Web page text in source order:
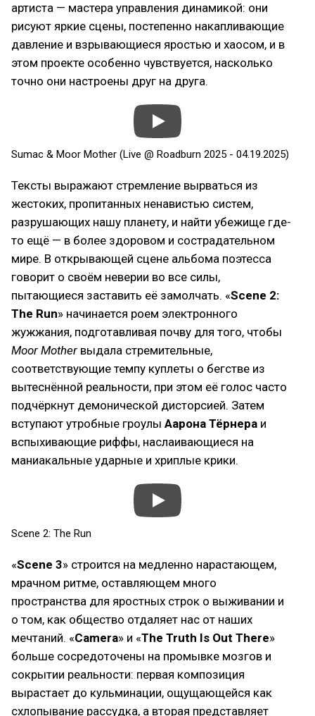
артиста — мастера управления динамикой: они
рисуют яркие сцены, постепенно накапливающие
давление и взрывающиеся яростью и хаосом, и в
этом проекте особенно чувствуется, насколько
точно они настроены друг на друга.
Sumac & Moor Mother (Live @ Roadburn 2025 - 04.19.2025)
Тексты выражают стремление вырваться из
жестоких, пропитанных ненавистью систем,
разрушающих нашу планету, и найти убежище где-
то ещё — в более здоровом и сострадательном
мире. В открывающей сцене альбома поэтесса
говорит о своём неверии во все силы,
пытающиеся заставить её замолчать. «Scene 2:
The Run» начинается роем электронного
жужжания, подготавливая почву для того, чтобы
Moor Mother выдала стремительные,
соответствующие темпу куплеты о бегстве из
вытеснённой реальности, при этом её голос часто
подчёркнут демонической дисторсией. Затем
вступают утробные гроулы Аарона Тёрнера и
вспыхивающие риффы, наслаивающиеся на
маниакальные ударные и хриплые крики.
Scene 2: The Run
«Scene 3» строится на медленно нарастающем,
мрачном ритме, оставляющем много
пространства для яростных строк о выживании и
о том, как общество отдаляет нас от наших
мечтаний. «Camera» и «The Truth Is Out There»
больше сосредоточены на промывке мозгов и
сокрытии реальности: первая композиция
вырастает до кульминации, ощущающейся как
схлопывание рассудка, а вторая представляет